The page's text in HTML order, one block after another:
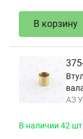
В корзину
АЗ
В наличии 42